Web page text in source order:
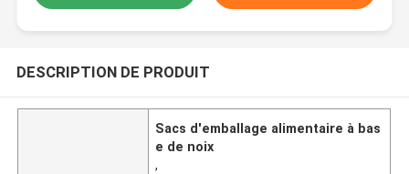
DESCRIPTION DE PRODUIT
Sacs d'emballage alimentaire à bas
e de noix
,